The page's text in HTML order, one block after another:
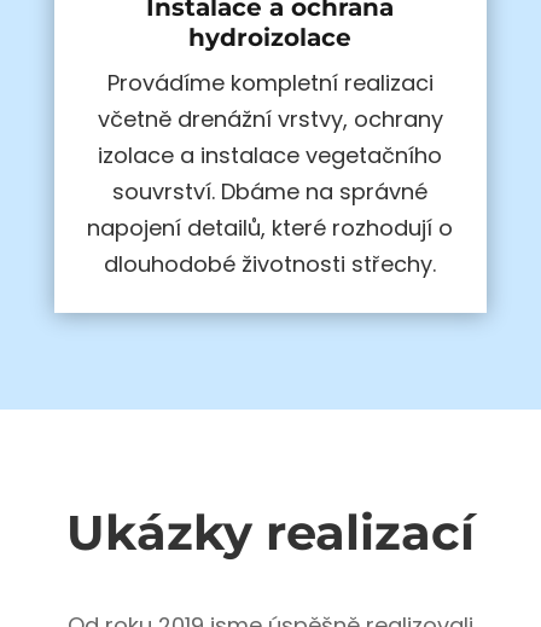
Instalace a ochrana
hydroizolace
Provádíme kompletní realizaci
včetně drenážní vrstvy, ochrany
izolace a instalace vegetačního
souvrství. Dbáme na správné
napojení detailů, které rozhodují o
dlouhodobé životnosti střechy.
Ukázky realizací